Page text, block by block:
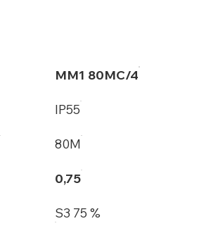
MM1 80MC/4
IP55
80M
0,75
S3 75 %